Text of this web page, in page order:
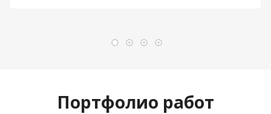
Портфолио работ